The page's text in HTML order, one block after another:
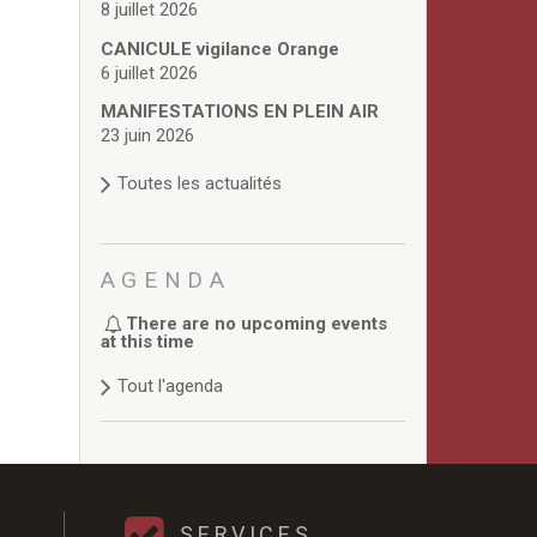
8 juillet 2026
CANICULE vigilance Orange
6 juillet 2026
MANIFESTATIONS EN PLEIN AIR
23 juin 2026
Toutes les actualités
AGENDA
There are no upcoming events
at this time
Tout l'agenda